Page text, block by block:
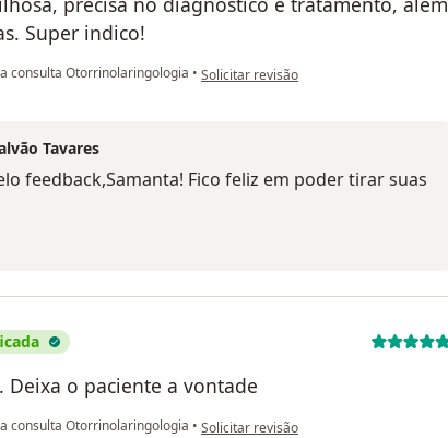
Super indico!
consulta Otorrinolaringologia • na opinião do utilizador Samanta
Solicitar revisão
Tavares
feedback,Samanta! Fico feliz em poder tirar suas
Deixa o paciente a vontade
consulta Otorrinolaringologia • na opinião do utilizador Maria
Solicitar revisão